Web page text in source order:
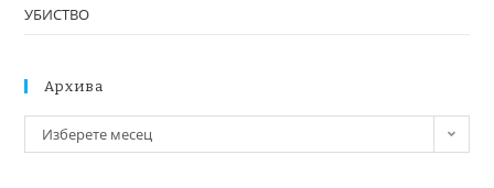
УБИСТВО
Архива
Изберете месец